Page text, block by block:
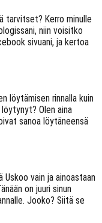
tarvitset? Kerro minulle
niin voisitko
sivuani, ja kertoa
löytämisen rinnalla kuin
Olen aina
sanoa löytäneensä
vain ja ainoastaan
on juuri sinun
Jooko? Siitä se